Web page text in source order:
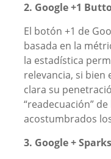
2. Google +1
El botón +1 de
basada en la
la estadística
relevancia, si bien
clara su
“readecuación”
acostumbrados
3. Google + Sparks